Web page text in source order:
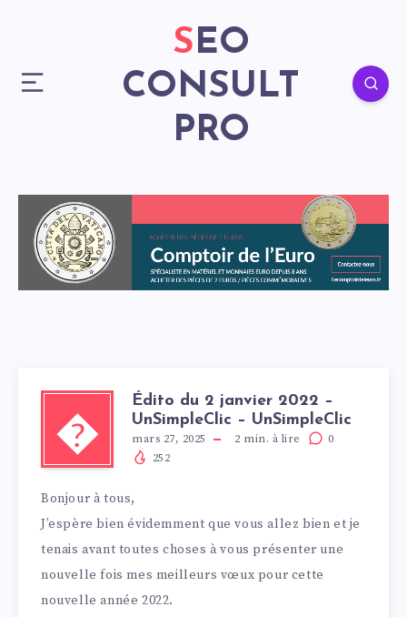
SEO
CONSULT
PRO
�
Édito du 2 janvier 2022 –
UnSimpleClic – UnSimpleClic
mars 27, 2025 2 min. à lire
0
252
Bonjour à tous,
J’espère bien évidemment que vous allez bien et je
tenais avant toutes choses à vous présenter une
nouvelle fois mes meilleurs vœux pour cette
nouvelle année 2022.